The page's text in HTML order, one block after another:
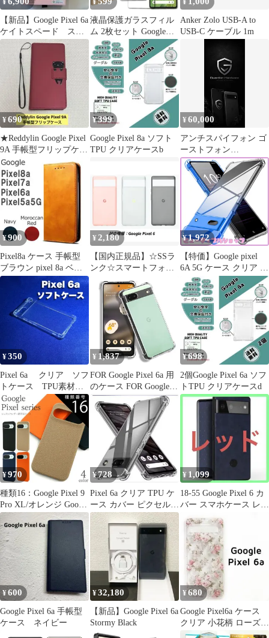
¥
【新品】Google Pixel 6a
ケイトスペード スマ
ホケース
¥
液晶保護ガラスフィル
ム 2枚セット Google
Pixel Pixel 5a 5G Pixel 6
Pixel 6A Pixel 7 Pixel 7A
Pixel 8 保護フィルム ピ
クセル pixel6A Pixel7 グ
ーグル スマホ フィルム
¥
Anker Zolo USB-A to
USB-C ケーブル 1m
¥690
★Reddylin Google Pixel
9A 手帳型フリップケー
ス
¥399
Google Pixel 8a ソフト
TPU クリアケースb
¥60,000
アンチスパイフォン ゴ
ーストフォン
GrapheneOS
¥900
Pixel8a ケース 手帳型
ブラウン pixel 8a ベル
トなし レザー
¥ 2,180
【国内正規品】☆SSラ
ンク☆スマートフォン
ケース Google Pixel 6
専用ケース 保護 2層
構造 頑丈 半透明 ワイ
ヤレス充電対応クリア
ケース 送料無料
¥1,972
【特価】Google pixel
6A 5G ケース クリア 薄
型 グラデーション色 ケ
ース 軽量 tpu 耐衝撃 ス
マホケース 透明 米軍
MIL規格取得 おしゃれ
黄変防止防塵一体型 人
気 ピクセル 6a 5g 携帯
カバー ブルーブラック
MD-SXJB-2
¥350
Pixel 6a クリア ソフ
トケース TPU素材
シンプル カバー
¥ 1,837
FOR Google Pixel 6a 用
のケース FOR Google
Pixel6a カバー クリア
【四隅がエアクッショ
ン構造】TPU透明保護
ソフト シリコンケース
薄型 落下防止 衝撃吸収
耐衝撃 手触り クリア
ピクセル 6A 全面保護
カバー PC
¥698
2個Google Pixel 6a ソフ
トTPU クリアケースd
¥970
種類16：Google Pixel 9
Pro XL/オレンジ Google
Pixel 6a/7a/9/9 Pro/9 Pro
XL シュリンクレザー調
背面ケース 薄型 大人
無地 シンプル かわいい
おしゃれ かっこいい お
すすめ 人気 スマホケー
ス ス
¥728
Pixel 6a クリア TPU ケ
ース カバー ピクセル
6A
¥ 1,099
18-55 Google Pixel 6 カ
バー スマホケース レッ
¥600
Google Pixel 6a 手帳型
ケース ネイビー
¥32,180
【新品】Google Pixel 6a
Stormy Black
¥680
Google Pixel6a ケース
クリア 小花柄 ローズ
透明ケース